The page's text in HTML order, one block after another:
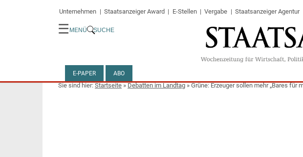
Unternehmen Staatsanzeiger Award E-Stellen Vergabe Staatsanzeiger Agentur
☰ MENÜ SUCHE
E-PAPER ABO
Startseite»Debatten im Landtag»Grüne: Erzeuger sollen mehr „Bares für